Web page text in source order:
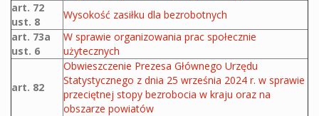
art. 72
ust. 8
Wysokość zasiłku dla bezrobotnych
art. 73a
ust. 6
W sprawie organizowania prac społecznie
użytecznych
art. 82
Obwieszczenie Prezesa Głównego Urzędu
Statystycznego z dnia 25 września 2024 r. w sprawie
przeciętnej stopy bezrobocia w kraju oraz na
obszarze powiatów